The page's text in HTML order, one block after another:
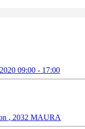
09:00 - 17:00
, 2032 MAURA